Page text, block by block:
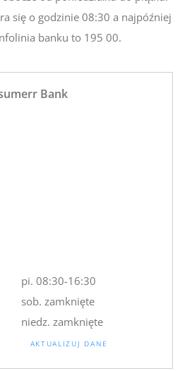
się o godzinie 08:30 a najpóźniej
banku to 195 00.
Bank
pi. 08:30-16:30
sob. zamknięte
niedz. zamknięte
AKTUALIZUJ DANE